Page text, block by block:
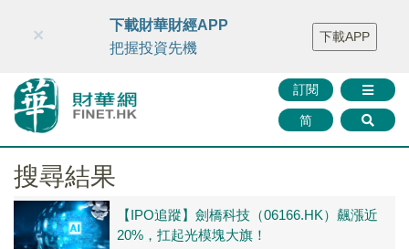
財華智庫網 FINTV FINMETA 財華證券 媒體矩陣
智庫沙龍
聯絡我們
訂閱
简
×
下載財華財經APP
把握投資先機
下載APP
搜尋結果
【IPO追蹤】劍橋科技（06166.HK）飆漲近
20%，扛起光模塊大旗！